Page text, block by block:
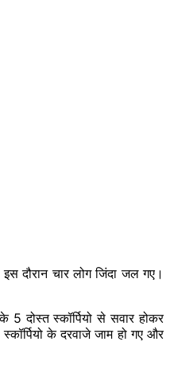
दौरान चार लोग जिंदा जल गए।
दोस्त स्कॉर्पियो से सवार होकर
के दरवाजे जाम हो गए और